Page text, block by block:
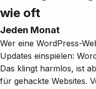
wie oft
Jeden Monat
Wer eine WordPress-
Updates einspielen:
Das klingt harmlos, ist
für gehackte Websites.